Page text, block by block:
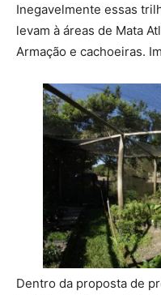
Inegavelmente essas
levam à áreas de Mata
Armação e cachoeiras.
Dentro da proposta de